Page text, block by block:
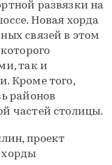
развязки на
Новая хорда
связей в этом
так и
Кроме того,
районов
частей столицы.
проект
хорды